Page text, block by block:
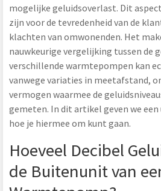
mogelijke geluidsoverlast. Dit
zijn voor de tevredenheid van de
klachten van omwonenden. Het
nauwkeurige vergelijking tussen de
verschillende warmtepompen kan
vanwege variaties in meetafstand,
vermogen waarmee de
gemeten. In dit artikel geven we
hoe je hiermee om kunt gaan.
Hoeveel Decibel
de Buitenunit van